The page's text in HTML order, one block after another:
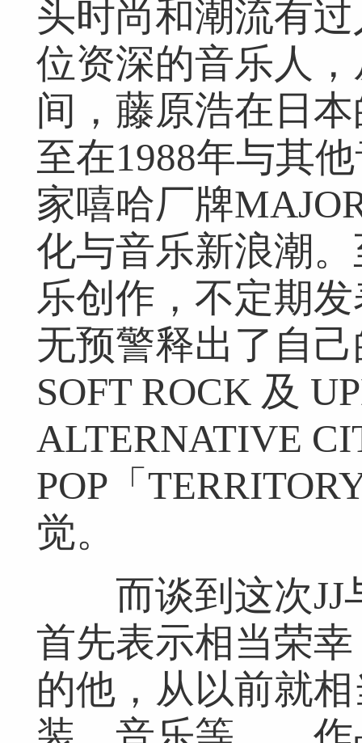
头时尚和潮流有
位资深的音乐人
间，藤原浩在日
至在1988年与其
家嘻哈厂牌
化与音乐新浪潮
乐创作，不定期
无预警释出了自
SOFT ROCK 及
ALTERNATIVE
POP「
觉。
而谈到这次JJ
首先表示相当荣
的他，从以前就